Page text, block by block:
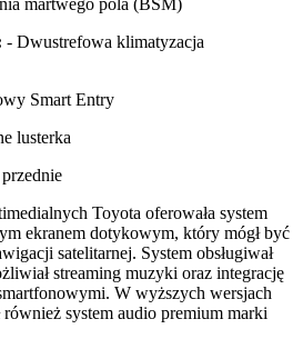
martwego pola (BSM)
- Dwustrefowa klimatyzacja
Smart Entry
lusterka
Toyota oferowała system
ekranem dotykowym, który mógł być
satelitarnej. System obsługiwał
streaming muzyki oraz integrację
W wyższych wersjach
system audio premium marki